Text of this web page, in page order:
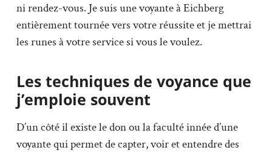
ni rendez-vous. Je suis une voyante à Eichberg
entièrement tournée vers votre réussite et je mettrai
les runes à votre service si vous le voulez.
Les techniques de voyance que
j’emploie souvent
D’un côté il existe le don ou la faculté innée d’une
voyante qui permet de capter, voir et entendre des